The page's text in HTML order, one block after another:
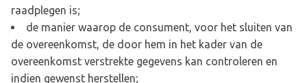
raadplegen is;
de manier waarop de consument, voor het sluiten van
de overeenkomst, de door hem in het kader van de
overeenkomst verstrekte gegevens kan controleren en
indien gewenst herstellen;